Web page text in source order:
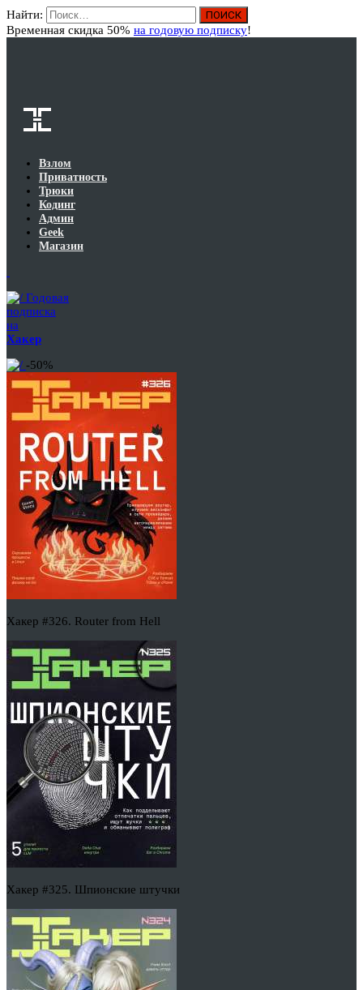
Найти:
Временная скидка 50% на годовую подписку!
Взлом
Приватность
Трюки
Кодинг
Админ
Geek
Магазин
Годовая
подписка
на
Хакер
-50%
Хакер #326. Router from Hell
Хакер #325. Шпионские штучки